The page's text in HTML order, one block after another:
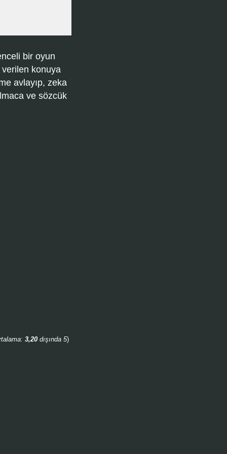
bir oyun
konuya
avlayıp, zeka
ve sözcük
3,20 dışında 5)